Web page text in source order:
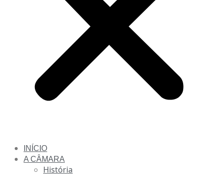
INÍCIO
A CÂMARA
História